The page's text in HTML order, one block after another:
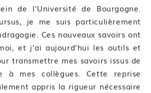
de l’acquisition des
finalisée par un questionnaire
afin d’évaluer l’atteinte des
à l’issue de la formation.
de l’Université de Bourgogne.
je me suis particulièrement
Ces nouveaux savoirs ont
et j’ai aujourd’hui les outils et
transmettre mes savoirs issus de
à mes collègues. Cette reprise
appris la rigueur nécessaire